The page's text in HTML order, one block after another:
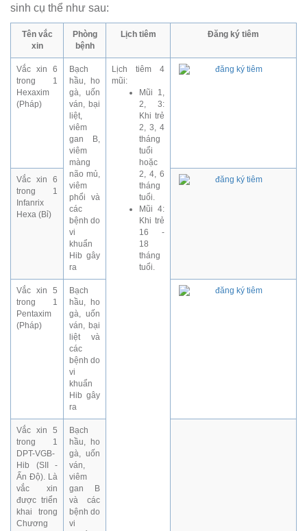
sinh cụ thể như sau:
Tên vắc
xin
Phòng
bệnh
Lịch tiêm Đăng ký tiêm
Vắc xin 6
trong 1
Hexaxim
(Pháp)
Bạch
hầu, ho
gà, uốn
ván, bại
liệt,
viêm
gan B,
viêm
màng
não mủ,
viêm
phổi và
các
bệnh do
vi
khuẩn
Hib gây
ra
Lịch tiêm 4
mũi:
Mũi 1,
2, 3:
Khi trẻ
2, 3, 4
tháng
tuổi
hoặc
2, 4, 6
tháng
tuổi.
Mũi 4:
Khi trẻ
16 -
18
tháng
tuổi.
Vắc xin 6
trong 1
Infanrix
Hexa (Bỉ)
Vắc xin 5
trong 1
Pentaxim
(Pháp)
Bạch
hầu, ho
gà, uốn
ván, bại
liệt và
các
bệnh do
vi
khuẩn
Hib gây
ra
Vắc xin 5
trong 1
DPT-VGB-
Hib (SII -
Ấn Độ). Là
vắc xin
được triển
khai trong
Chương
Bạch
hầu, ho
gà, uốn
ván,
viêm
gan B
và các
bệnh do
vi